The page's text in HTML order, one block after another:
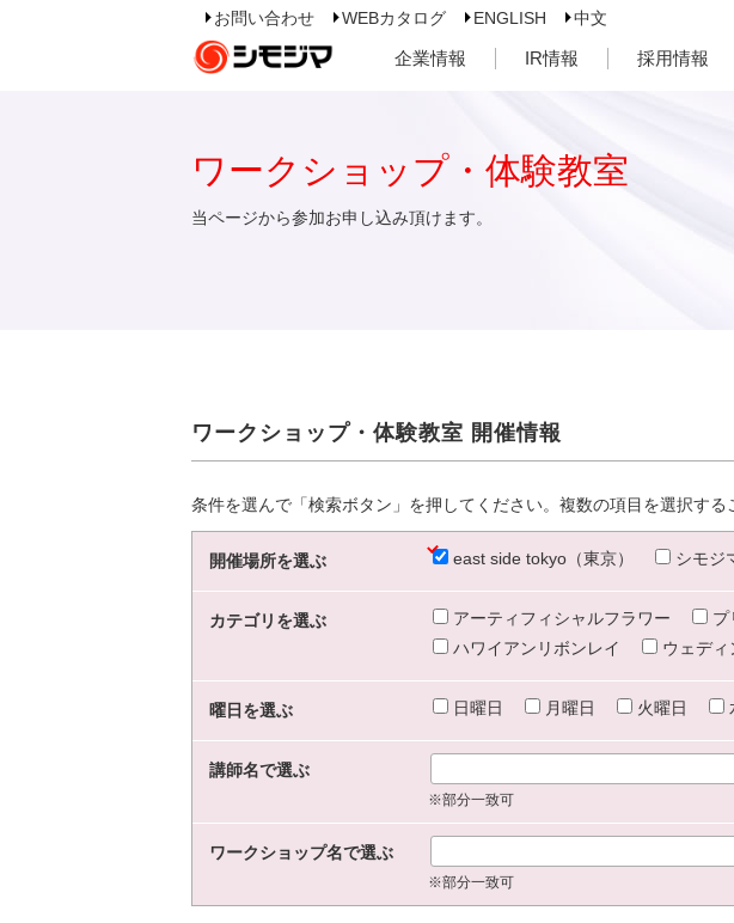
お問い合わせ WEBカタログ ENGLISH 中文
企業情報 IR情報 採用情報
ワークショップ・体験教室
当ページから参加お申し込み頂けます。
ワークショップ・体験教室 開催情報
条件を選んで「検索ボタン」を押してください。複数の項目を選択する
開催場所を選ぶ east side tokyo（東京） シモジ
カテゴリを選ぶ アーティフィシャルフラワー プ
ハワイアンリボンレイ
ウェディ
曜日を選ぶ 日曜日 月曜日 火曜日
講師名で選ぶ
※部分一致可
ワークショップ名で選ぶ
※部分一致可